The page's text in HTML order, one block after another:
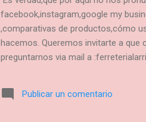
facebook,instagram,google my
,comparativas de productos,cómo
hacemos. Queremos invitarte a que
preguntarnos via mail a
pasar por la tienda a recogerlo te lo
o trasferencia .En
Publicar un comentario